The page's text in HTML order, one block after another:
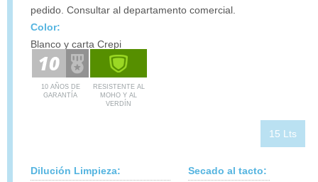
pedido. Consultar al departamento comercial.
Color:
Blanco y carta Crepi
10 AÑOS DE
GARANTÍA
RESISTENTE AL
MOHO Y AL
VERDÍN
15 Lts
Dilución Limpieza:
Secado al tacto: